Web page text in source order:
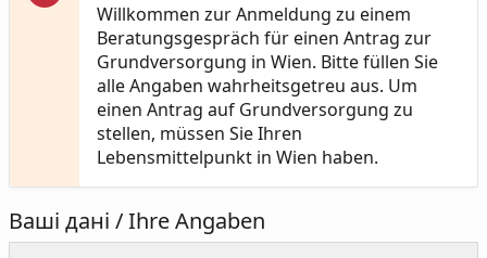
Willkommen zur Anmeldung zu einem
Beratungsgespräch für einen Antrag zur
Grundversorgung in Wien. Bitte füllen Sie
alle Angaben wahrheitsgetreu aus. Um
einen Antrag auf Grundversorgung zu
stellen, müssen Sie Ihren
Lebensmittelpunkt in Wien haben.
Ваші дані / Ihre Angaben